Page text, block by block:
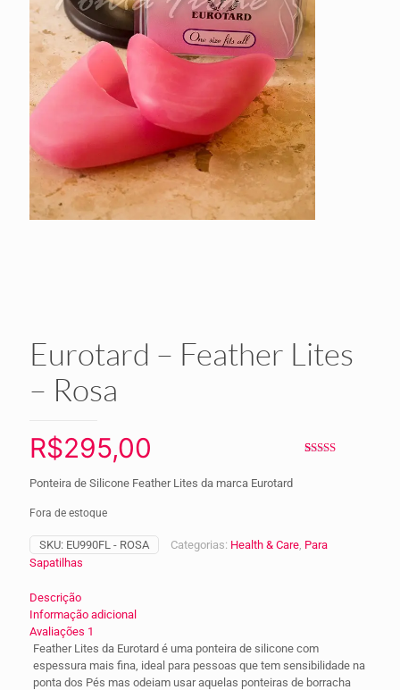
Eurotard – Feather Lites
– Rosa
R$295,00
Ponteira de Silicone Feather Lites da marca Eurotard
Fora de estoque
SKU: EU990FL - ROSA Categorias: Health & Care, Para
Sapatilhas
Descrição
Informação adicional
Avaliações 1
Feather Lites da Eurotard é uma ponteira de silicone com
espessura mais fina, ideal para pessoas que tem sensibilidade na
ponta dos Pés mas odeiam usar aquelas ponteiras de borracha